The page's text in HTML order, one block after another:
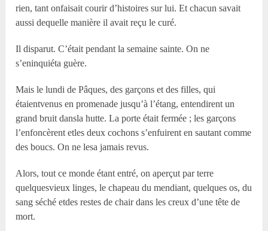
rien, tant onfaisait courir d’histoires sur lui. Et chacun savait
aussi dequelle manière il avait reçu le curé.
Il disparut. C’était pendant la semaine sainte. On ne
s’eninquiéta guère.
Mais le lundi de Pâques, des garçons et des filles, qui
étaientvenus en promenade jusqu’à l’étang, entendirent un
grand bruit dansla hutte. La porte était fermée ; les garçons
l’enfoncèrent etles deux cochons s’enfuirent en sautant comme
des boucs. On ne lesa jamais revus.
Alors, tout ce monde étant entré, on aperçut par terre
quelquesvieux linges, le chapeau du mendiant, quelques os, du
sang séché etdes restes de chair dans les creux d’une tête de
mort.